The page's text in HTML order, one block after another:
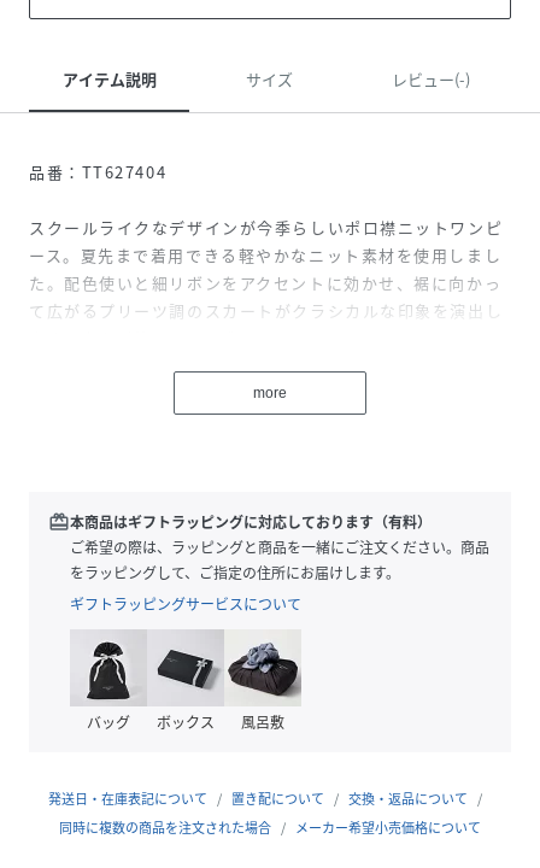
アイテム説明 サイズ レビュー(-)
品番：TT627404
スクールライクなデザインが今季らしいポロ襟ニットワンピ
ース。夏先まで着用できる軽やかなニット素材を使用しまし
た。配色使いと細リボンをアクセントに効かせ、裾に向かっ
て広がるプリーツ調のスカートがクラシカルな印象を演出し
原産国 中国
素材
本体:レーヨン53％ ナイロン47％ リボン部分:ポ
リエステル100％
F
RQ6923_TT627404
more
redeem本商品はギフトラッピングに対応しております（有料）
ご希望の際は、ラッピングと商品を一緒にご注文ください。商品
をラッピングして、ご指定の住所にお届けします。
ギフトラッピングサービスについて
バッグ ボックス 風呂敷
発送日・在庫表記について 置き配について
交換・返品について
同時に複数の商品を注文された場合
メーカー希望小売価格について